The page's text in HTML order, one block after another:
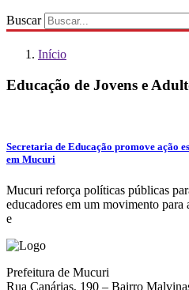
Buscar
Início
Educação de Jovens e
Secretaria de Educação promove ação
em Mucuri
Mucuri reforça políticas públicas
educadores em um movimento para
e
Prefeitura de Mucuri
Rua Canárias, 190 – Bairro